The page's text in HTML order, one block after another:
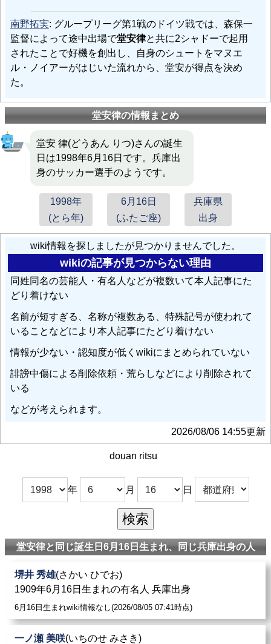
南野拓実: グループリーグ第1戦のドイツ戦では、森保一
監督によって途中出場で堂安律と共に2シャドーで起用
されたことで好機を創出し、自身のシュートをマヌエ
ル・ノイアーがはじいた流れから、堂安が得点を決め
た。
リック＝バンデンハーク: 2020年には当時同チームに所
属していた堂安律との対面が実現した。
毎熊晟矢: 決勝トーナメント1回戦のバーレーン戦では、
約25mから振り出された強烈ミドルシュートがポストに
冨安健洋: 1月21日のサウジアラビア戦ではコーナーキッ
クを頭で合わせ、同大会トルクメニスタン戦の堂安律
（20歳207日）の記録をさらに上回り、アジアカップの
日本人最年少ゴールを2週間足らずで更新した（20歳77
日）。
伊東純也: この大会全試合に出場し、3戦目のスペイン戦
ではプレスから堂安律の同点ゴールをアシストした。
チームに飛び級昇格を果たした。
遠藤渓太 : 5月27日、U-20イタリア戦でスタメンに抜擢さ
から堂安律の逆転ゴールをアシストして勝利に貢献し
: 2022 FIFAワールドカップのグルー
プリーグ初戦の日本戦ではスタメン入りするも後半に南
野拓実のシュートを一度はじくもこぼれた球を堂安律に
ないシュートを打たれるとそのニアサイドを撃ち抜かれ
2大会連続の黒星スタートに。
三笘薫: 第3戦目のスペイン戦では、後半6分に堂安律が
右サイドからグラウンダーのクロスを上げ、そのボール
堂安律の情報まとめ
堂安 律(どうあん りつ)さんの誕生
日は1998年6月16日です。兵庫出
身のサッカー選手のようです。
1998年
(とら年)
6月16日
(ふたご座)
兵庫県
出身
wiki情報を探しましたが見つかりませんでした。
wikiの記事が見つからない理由
同姓同名の芸能人・有名人などが複数いて本人記事にた
どり着けない
名前が短すぎる、名称が複数ある、特殊記号が使われて
いることなどにより本人記事にたどり着けない
情報が少ない・認知度が低くwikiにまとめられていない
誹謗中傷による削除依頼・荒らしなどにより削除されて
いる
などが考えられます。
2026/08/06 14:55更新
douan ritsu
年 月 日
堂安律と同じ誕生日6月16日生まれ、同じ兵庫出身の人
堺井 秀雄(さかい ひでお)
1909年6月16日生まれの有名人 兵庫出身
6月16日生まれwiki情報なし(2026/08/05 07:41時点)
一ノ瀬 美咲(いちのせ みさき)